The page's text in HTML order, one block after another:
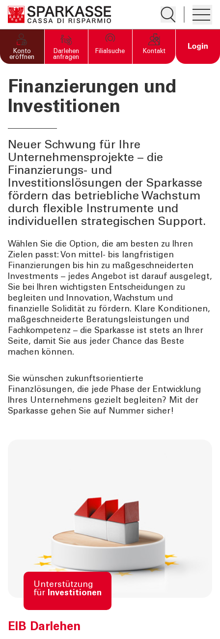
Suche öffnen
PRIVATKUNDEN UND
FAMILIEN
GESCHÄFTSKUNDEN
"Öffnet die Seite Geschäftskunden
Home
Zahlkarten
Finanzierungen und Investitionen
Versicherungen
DIENSTLEISTUNGEN
DIENSTLEISTUNGEN
GESCHÄFTSKUNDEN
MEHR ALS BANK
ÜBER UNS
AKTUELLES
KONTAKT
Konto
eröffnen
Darlehen
anfragen
Filialsuche Kontakt Open
Finanzierungen und
Investitionen
Neuer Schwung für Ihre
Unternehmensprojekte – die
Finanzierungs- und
Investitionslösungen der Sparkasse
fördern das betriebliche Wachstum
durch flexible Instrumente und
individuellen strategischen Support.
Wählen Sie die Option, die am besten zu Ihren
Zielen passt: Von mittel- bis langfristigen
Finanzierungen bis hin zu maßgeschneiderten
Investments – jedes Angebot ist darauf ausgelegt,
Sie bei Ihren wichtigsten Entscheidungen zu
begleiten und Innovation, Wachstum und
finanzielle Solidität zu fördern. Klare Konditionen,
maßgeschneiderte Beratungsleistungen und
Fachkompetenz – die Sparkasse ist stets an Ihrer
Seite, damit Sie aus jeder Chance das Beste
machen können.
Sie wünschen zukunftsorientierte
Finanzlösungen, die jede Phase der Entwicklung
Ihres Unternehmens gezielt begleiten? Mit der
Sparkasse gehen Sie auf Nummer sicher!
Unterstützung
für Investitionen
EIB Darlehen